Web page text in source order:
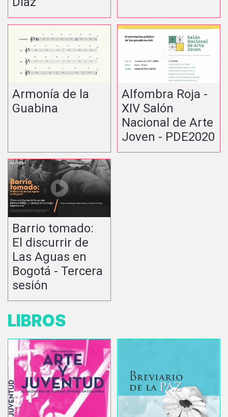
Armonía de la
Guabina
Alfombra Roja -
XIV Salón
Nacional de Arte
Joven - PDE2020
Barrio tomado:
El discurrir de
Las Aguas en
Bogotá - Tercera
sesión
LIBROS